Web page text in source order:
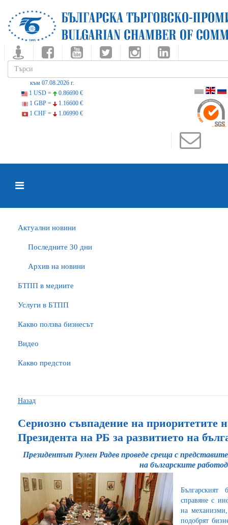
към 07.08.2026 г.
1 USD =
0.86690 €
1 GBP =
1.16600 €
1 CHF =
1.06990 €
Актуални новини
Последните 30 дни
Архив на новини
БTПП в медиите
Услуги в БТПП
Какво ползва бизнесът
Видео
Какво предстои
Назад
Сериозно съвпадение на приоритетите
Президента на РБ за развитието на
Президентът Румен Радев проведе среща с
на българските
справяне с
на
подобрят